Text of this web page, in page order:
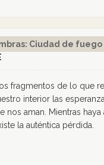
Ciudad de
fragmentos de lo que
interior las
nos aman. Mientras
la auténtica pérdida.